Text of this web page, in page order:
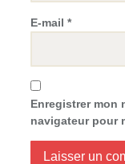
E-mail *
Enregistrer mon
navigateur pour